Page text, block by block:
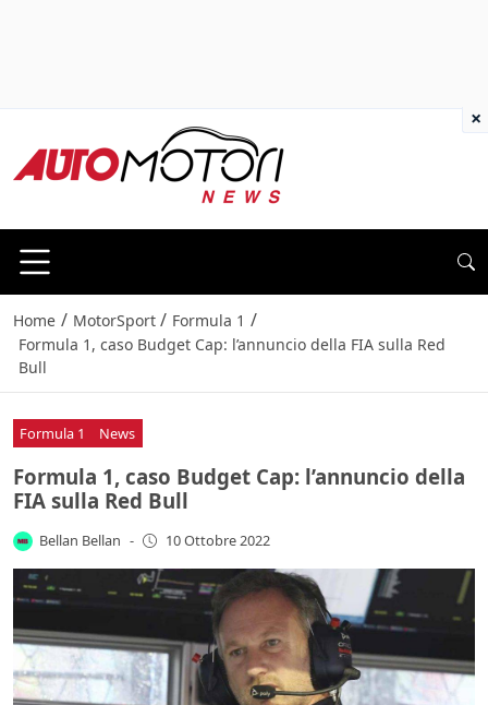
Home / MotorSport / Formula 1 /
Formula 1, caso Budget Cap: l’annuncio della FIA sulla Red
Bull
Formula 1 News
Formula 1, caso Budget Cap: l’annuncio della
FIA sulla Red Bull
Bellan Bellan - 10 Ottobre 2022
×